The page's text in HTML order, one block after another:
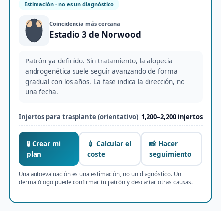
Estimación · no es un diagnóstico
Coincidencia más cercana
Estadio 3 de Norwood
Patrón ya definido. Sin tratamiento, la alopecia
androgenética suele seguir avanzando de forma
gradual con los años. La fase indica la dirección, no
una fecha.
Injertos para trasplante (orientativo) 1,200–2,200 injertos
🧪 Crear mi
plan
💉 Calcular el
coste
📸 Hacer
seguimiento
Una autoevaluación es una estimación, no un diagnóstico. Un
dermatólogo puede confirmar tu patrón y descartar otras causas.